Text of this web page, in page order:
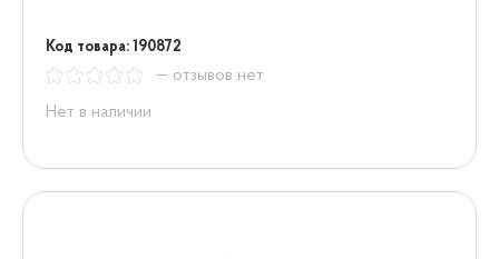
Код товара: 190872
— отзывов нет
Нет в наличии